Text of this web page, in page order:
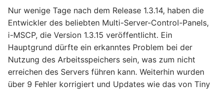
Nur wenige Tage nach dem Release 1.3.14, haben die
Entwickler des beliebten Multi-Server-Control-Panels,
i-MSCP, die Version 1.3.15 veröffentlicht. Ein
Hauptgrund dürfte ein erkanntes Problem bei der
Nutzung des Arbeitsspeichers sein, was zum nicht
erreichen des Servers führen kann. Weiterhin wurden
über 9 Fehler korrigiert und Updates wie das von Tiny